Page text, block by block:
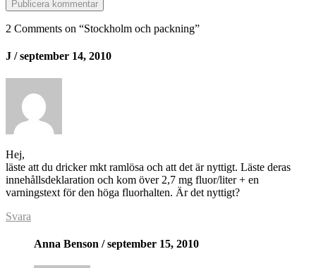
2 Comments on “Stockholm och packning”
J / september 14, 2010
Hej,
läste att du dricker mkt ramlösa och att det är nyttigt. Läste deras
innehållsdeklaration och kom över 2,7 mg fluor/liter + en
varningstext för den höga fluorhalten. Är det nyttigt?
Svara
Anna Benson / september 15, 2010